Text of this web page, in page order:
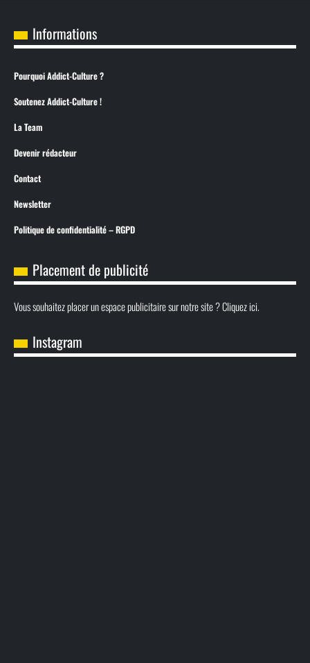
Informations
Pourquoi Addict-Culture ?
Soutenez Addict-Culture !
La Team
Devenir rédacteur
Contact
Newsletter
Politique de confidentialité – RGPD
Placement de publicité
Vous souhaitez placer un espace publicitaire sur notre site ? Cliquez ici.
Instagram